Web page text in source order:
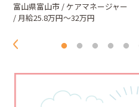
富山県富山市 / ケアマネージャー
/ 月給25.8万円～32万円